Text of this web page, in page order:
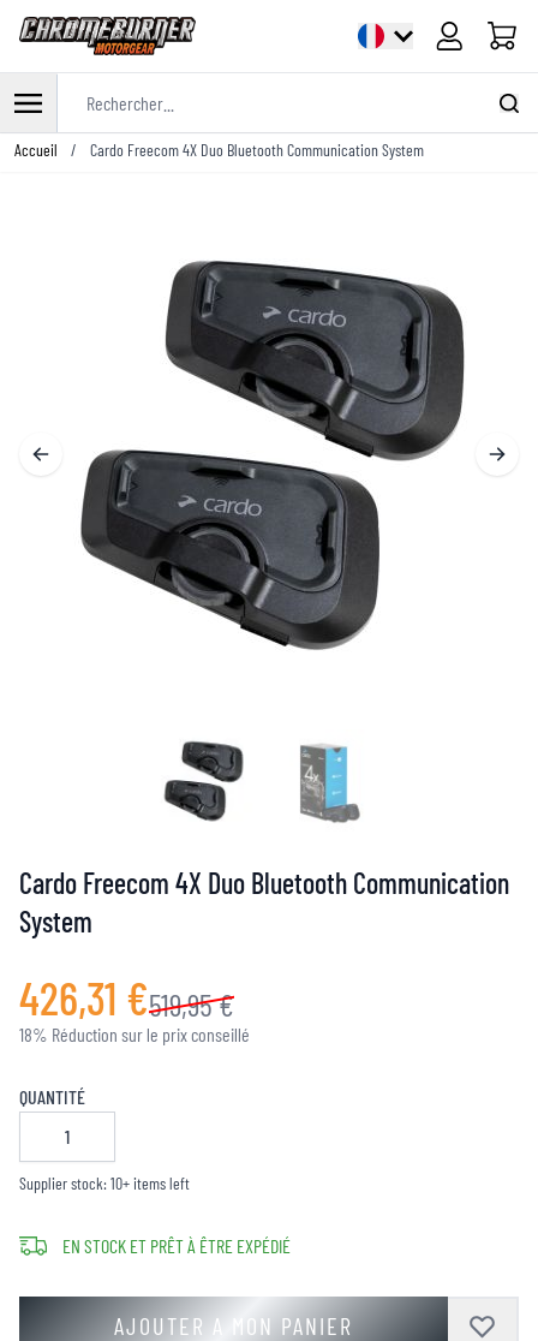
Panier
Allez au contenu
Accueil / Cardo Freecom 4X Duo Bluetooth Communication System
Cardo Freecom 4X Duo Bluetooth Communication
System
426,31 €519,95 €
18% Réduction sur le prix conseillé
QUANTITÉ
Supplier stock: 10+ items left
EN STOCK ET PRÊT À ÊTRE EXPÉDIÉ
AJOUTER A MON PANIER